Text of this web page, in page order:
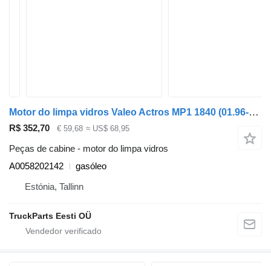
Motor do limpa vidros Valeo Actros MP1 1840 (01.96-12.02) A0058202142 para camião tractor Mercedes-Benz Actros, Axor MP1, MP2, MP3 (1996-2014)
R$ 352,70 € 59,68 ≈ US$ 68,95
Peças de cabine - motor do limpa vidros
A0058202142
gasóleo
Estónia, Tallinn
TruckParts Eesti OÜ